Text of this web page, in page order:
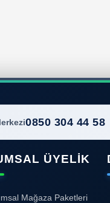
0850 304 44 58
ÜYELIK
Mağaza Paketleri